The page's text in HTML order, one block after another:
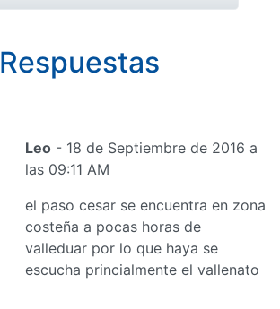
Respuestas
Leo - 18 de Septiembre de 2016 a
las 09:11 AM
el paso cesar se encuentra en zona
costeña a pocas horas de
valleduar por lo que haya se
escucha princialmente el vallenato